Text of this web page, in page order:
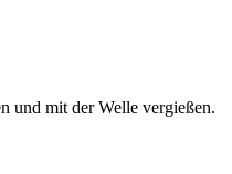
und mit der Welle vergießen.